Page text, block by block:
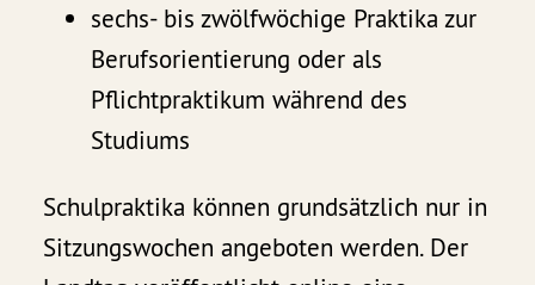
sechs- bis zwölfwöchige Praktika zur
Berufsorientierung oder als
Pflichtpraktikum während des
Studiums
Schulpraktika können grundsätzlich nur in
Sitzungswochen angeboten werden. Der